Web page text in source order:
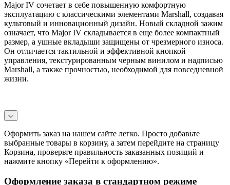
Major IV сочетает в себе повышенную комфортную
эксплуатацию с классическими элементами Marshall, создавая
культовый и инновационный дизайн. Новый складной зажим
означает, что Major IV складывается в еще более компактный
размер, а ушные вкладыши защищены от чрезмерного износа.
Он отличается тактильной и эффективной кнопкой
управления, текстурированным черным винилом и надписью
Marshall, а также прочностью, необходимой для повседневной
жизни.
Оформить заказ на нашем сайте легко. Просто добавьте
выбранные товары в корзину, а затем перейдите на страницу
Корзина, проверьте правильность заказанных позиций и
нажмите кнопку «Перейти к оформлению».
Оформление заказа в стандартном режиме